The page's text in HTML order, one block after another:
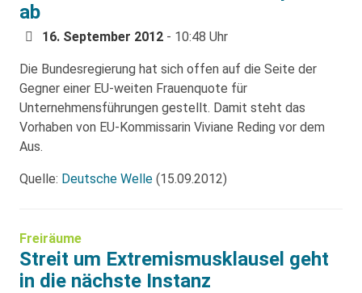
ab
16. September 2012 - 10:48 Uhr
Die Bundesregierung hat sich offen auf die Seite der
Gegner einer EU-weiten Frauenquote für
Unternehmensführungen gestellt. Damit steht das
Vorhaben von EU-Kommissarin Viviane Reding vor dem
Aus.
Quelle: Deutsche Welle (15.09.2012)
Freiräume
Streit um Extremismusklausel geht
in die nächste Instanz